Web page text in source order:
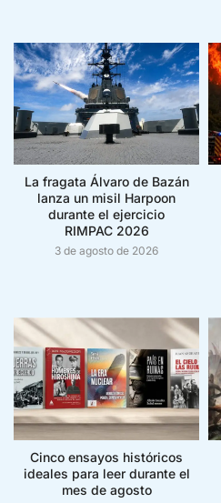
La fragata Álvaro de Bazán
lanza un misil Harpoon
durante el ejercicio
RIMPAC 2026
3 de agosto de 2026
Cinco ensayos históricos
ideales para leer durante el
mes de agosto